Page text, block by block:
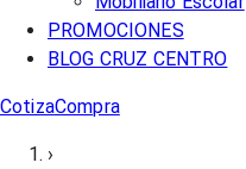
PROMOCIONES
BLOG CRUZ CENTRO
CotizaCompra
›